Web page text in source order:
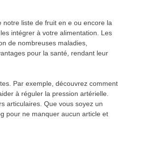
notre liste de fruit en e ou encore la
intégrer à votre alimentation. Les
de nombreuses maladies,
pour la santé, rendant leur
Par exemple, découvrez comment
à réguler la pression artérielle.
articulaires. Que vous soyez un
pour ne manquer aucun article et